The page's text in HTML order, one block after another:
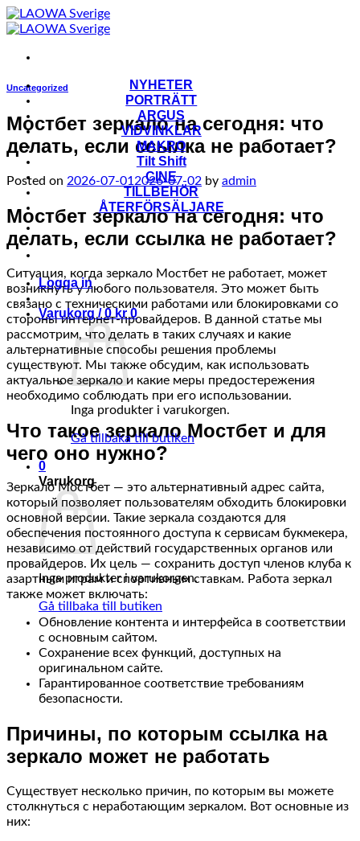
Skip
to
NYHETER
PORTRÄTT
ARGUS
VIDVINKLAR
MAKRO
Tilt Shift
CINE
TILLBEHÖR
ÅTERFÖRSÄLJARE
Logga in
Varukorg /0 kr 0
Inga produkter i varukorgen.
Gå tillbaka till butiken
0
Varukorg
Inga produkter i varukorgen.
Gå tillbaka till butiken
Uncategorized
Мостбет зеркало на сегодня: что
делать, если ссылка не работает?
Posted on 2026-07-01 2026-07-02 by admin
Мостбет зеркало на сегодня: что
делать, если ссылка не работает?
Ситуация, когда зеркало Мостбет не работает, может
возникнуть у любого пользователя. Это может быть
связано с техническими работами или блокировками со
стороны интернет-провайдеров. В данной статье мы
рассмотрим, что делать в таких случаях и какие
альтернативные способы решения проблемы
существуют. Мы также обсудим, как использовать
актуальное зеркало и какие меры предостережения
необходимо соблюдать при его использовании.
Что такое зеркало Мостбет и для
чего оно нужно?
Зеркало Мостбет — это альтернативный адрес сайта,
который позволяет пользователям обходить блокировки
основной версии. Такие зеркала создаются для
обеспечения постоянного доступа к сервисам букмекера,
независимо от действий государственных органов или
провайдеров. Их цель — сохранить доступ членов клуба к
азартным играм и спортивным ставкам. Работа зеркал
также может включать:
Обновление контента и интерфейса в соответствии
с основным сайтом.
Сохранение всех функций, доступных на
оригинальном сайте.
Гарантированное соответствие требованиям
безопасности.
Причины, по которым ссылка на
зеркало может не работать
Существует несколько причин, по которым вы можете
столкнуться с неработающим зеркалом. Вот основные из
них: